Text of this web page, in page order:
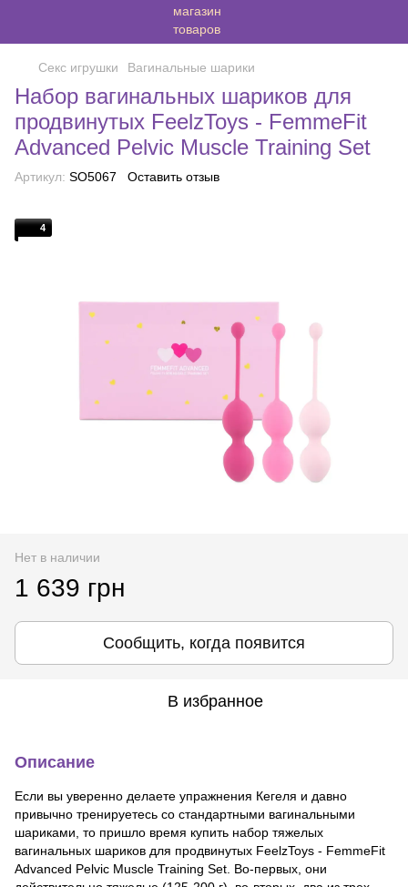
Секс игрушки Вагинальные шарики
Набор вагинальных шариков для
продвинутых FeelzToys - FemmeFit
Advanced Pelvic Muscle Training Set
Артикул: SO5067 Оставить отзыв
4
Нет в наличии
1 639 грн
Сообщить, когда появится
В избранное
Описание
Если вы уверенно делаете упражнения Кегеля и давно
привычно тренируетесь со стандартными вагинальными
шариками, то пришло время купить набор тяжелых
вагинальных шариков для продвинутых FeelzToys - FemmeFit
Advanced Pelvic Muscle Training Set. Во-первых, они